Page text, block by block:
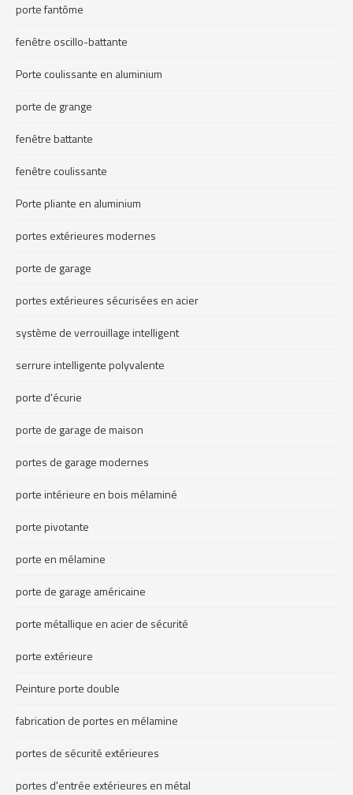
porte fantôme
fenêtre oscillo-battante
Porte coulissante en aluminium
porte de grange
fenêtre battante
fenêtre coulissante
Porte pliante en aluminium
portes extérieures modernes
porte de garage
portes extérieures sécurisées en acier
système de verrouillage intelligent
serrure intelligente polyvalente
porte d'écurie
porte de garage de maison
portes de garage modernes
porte intérieure en bois mélaminé
porte pivotante
porte en mélamine
porte de garage américaine
porte métallique en acier de sécurité
porte extérieure
Peinture porte double
fabrication de portes en mélamine
portes de sécurité extérieures
portes d'entrée extérieures en métal